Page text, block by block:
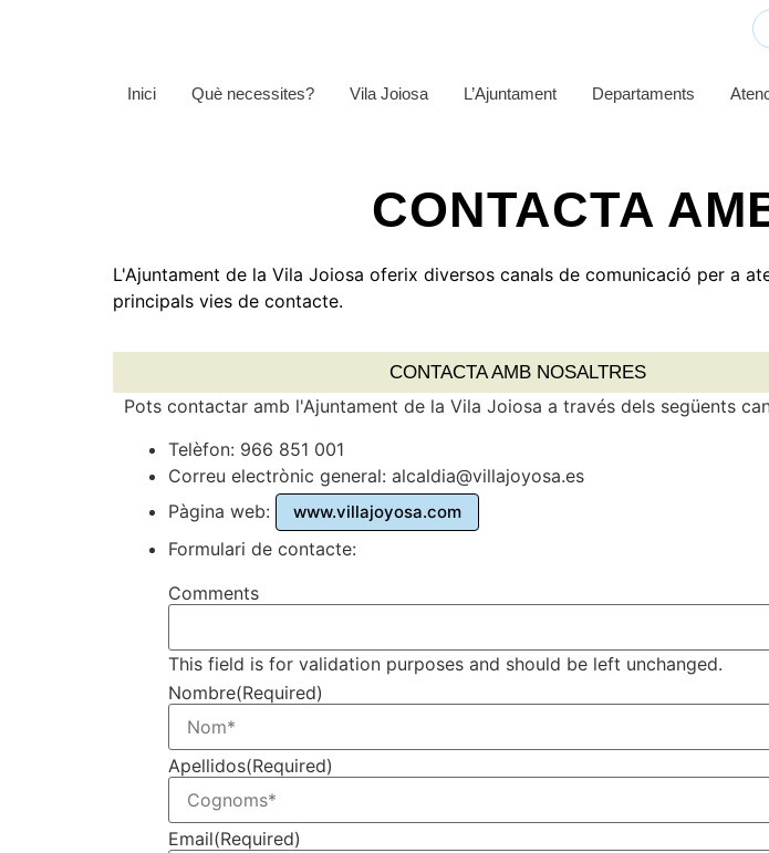
Inici Què necessites? Vila Joiosa L’Ajuntament Departaments
CONTACTA
L'Ajuntament de la Vila Joiosa oferix diversos canals de comunicació per a
principals vies de contacte.
CONTACTA AMB NOSALTRES
Pots contactar amb l'Ajuntament de la Vila Joiosa a través dels següents
Telèfon: 966 851 001
Correu electrònic general: alcaldia@villajoyosa.es
Pàgina web:
www.villajoyosa.com
Formulari de contacte:
Comments
This field is for validation purposes and should be left unchanged.
Nombre(Required)
Apellidos(Required)
Email(Required)